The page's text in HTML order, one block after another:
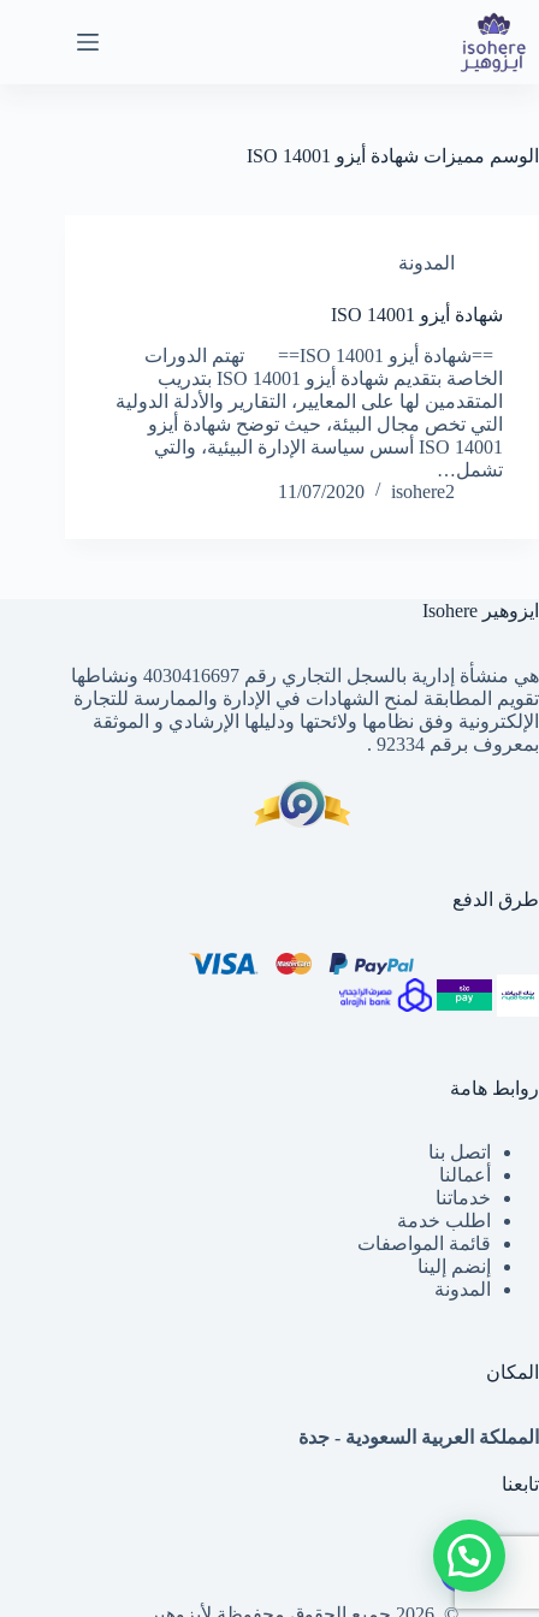
التجاوز
المحتوى
الوسم مميزات شهادة أيزو ISO 14001
المدونة
شهادة أيزو ISO 14001
==شهادة أيزو ISO 14001== تهتم الدورات
الخاصة بتقديم شهادة أيزو ISO 14001 بتدريب
المتقدمين لها على المعايير، التقارير والأدلة الدولية
التي تخص مجال البيئة، حيث توضح شهادة أيزو
14001 ISO أسس سياسة الإدارة البيئية، والتي
تشمل…
isohere2
11/07/2020
ايزوهير Isohere
هي منشأة إدارية بالسجل التجاري رقم 4030416697 ونشاطها
تقويم المطابقة لمنح الشهادات في الإدارة والممارسة للتجارة
الإلكترونية وفق نظامها ولائحتها ودليلها الإرشادي و الموثقة
بمعروف برقم 92334 .
طرق الدفع
روابط هامة
اتصل بنا
أعمالنا
خدماتنا
اطلب خدمة
قائمة المواصفات
إنضم إلينا
المدونة
المكان
المملكة العربية السعودية - جدة
تابعنا